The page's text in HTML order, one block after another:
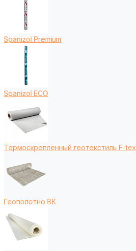
Spanizol Premium
Spanizol ECO
Термоскреплённый геотекстиль F-tex
Геополотно ВК